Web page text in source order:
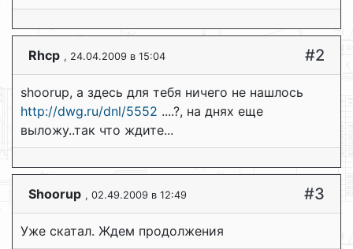
Rhcp , 24.04.2009 в 15:04 #2
shoorup, а здесь для тебя ничего не нашлось
http://dwg.ru/dnl/5552 ....?, на днях еще
выложу..так что ждите...
Shoorup , 02.49.2009 в 12:49 #3
Уже скатал. Ждем продолжения